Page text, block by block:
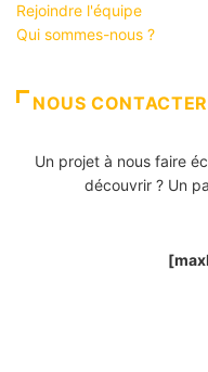
Rejoindre l'équipe
Qui sommes-nous ?
NOUS CONTACTER
Un projet à nous faire
découvrir ? Un